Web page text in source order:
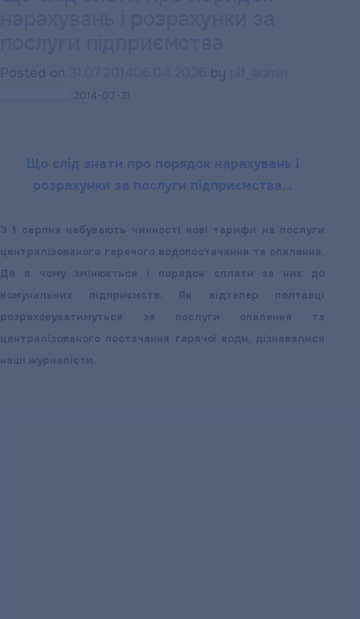
тарифи
постачання
гарячої
Posted on by
2014-07-31
Що слід знати про порядок нарахувань і
розрахунки за послуги підприємства…
З 1 серпня набувають чинності нові тарифи на послуги
централізованого гарячого водопостачання та опалення.
Де в чому змінюється і порядок сплати за них до
комунальних підприємств. Як відтепер полтавці
розраховуватимуться за послуги опалення та
централізованого постачання гарячої води, дізнавалися
наші журналісти.